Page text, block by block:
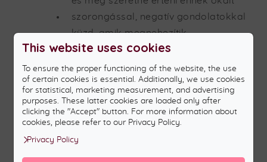
szorongással, negatív gondolatokkal
küzd, amik megnehezítik
mindennapjait
traumatikus élményei gátolják abban,
hogy teljesebb életet éljen
élethelyzeti krízisek esetén pl.: válás,
költözés...stb.
This website uses cookies
To ensure the proper functioning of the website, the use
of certain cookies is essential. Additionally, we use cookies
for statistical, marketing measurement, and advertising
purposes. These latter cookies are loaded only after
clicking the "Accept" button. For more information about
cookies, please refer to our Privacy Policy.
Privacy Policy